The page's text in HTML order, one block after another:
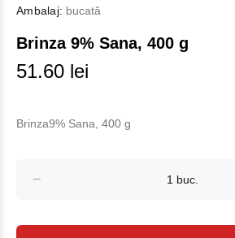
Ambalaj: bucată
Brinza 9% Sana, 400 g
51.60 lei
Brinza9% Sana, 400 g